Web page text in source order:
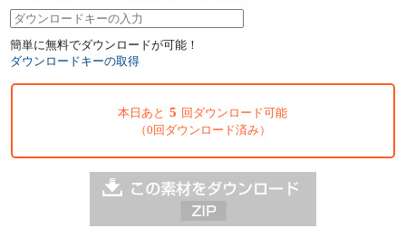
簡単に無料でダウンロードが可能！
ダウンロードキーの取得
本日あと 5 回ダウンロード可能
（0回ダウンロード済み）